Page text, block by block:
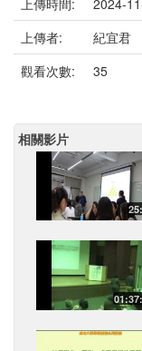
上傳時間:
2024-
上傳者:
紀宜君
觀看次數:
35
相關影片